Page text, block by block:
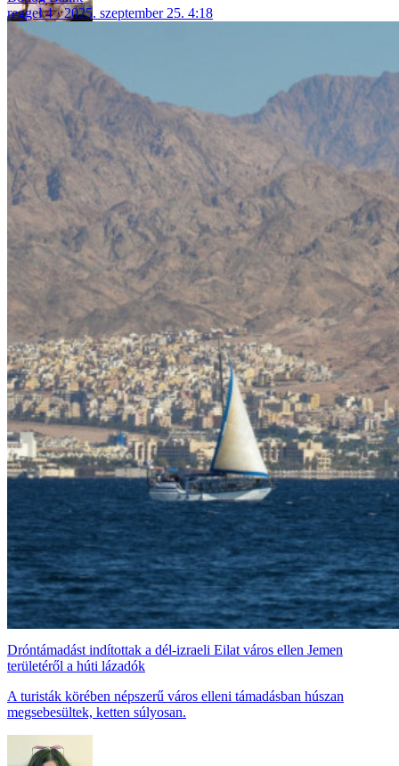
reggel 4
2025. szeptember 25. 4:18
Dróntámadást indítottak a dél-izraeli Eilat város ellen Jemen
területéről a húti lázadók
A turisták körében népszerű város elleni támadásban húszan
megsebesültek, ketten súlyosan.